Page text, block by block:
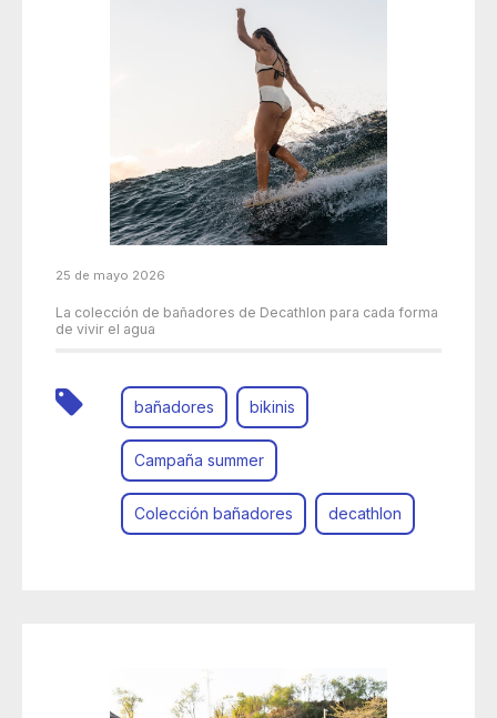
25 de mayo 2026
La colección de bañadores de Decathlon para cada forma
de vivir el agua
bañadores bikinis
Campaña summer
Colección bañadores decathlon